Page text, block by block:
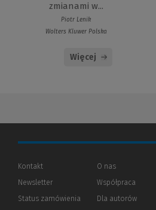
zmianami w...
Piotr Lenik
Wolters Kluwer Polska
Więcej
Kontakt
Newsletter
Status zamówienia
O nas
Współpraca
Dla autorów(Nowe
(Link